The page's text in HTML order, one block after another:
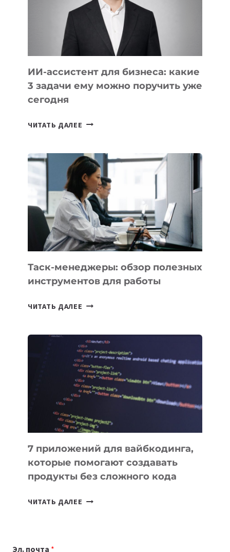
ОБРАЗОВАНИЕ
ТАДЖИКИСТАНА
ИИ-ассистент для бизнеса: какие
3 задачи ему можно поручить уже
сегодня
ЧИТАТЬ ДАЛЕЕ ИИ-
БИЗНЕСА:
КАКИЕ
3
ЗАДАЧИ
ЕМУ
МОЖНО
ПОРУЧИТЬ
УЖЕ
СЕГОДНЯ
Таск-менеджеры: обзор полезных
инструментов для работы
ЧИТАТЬ ДАЛЕЕ ТАСК-
ПОЛЕЗНЫХ
ИНСТРУМЕНТОВ
ДЛЯ
РАБОТЫ
7 приложений для вайбкодинга,
которые помогают создавать
продукты без сложного кода
ЧИТАТЬ ДАЛЕЕ
Эл. почта *